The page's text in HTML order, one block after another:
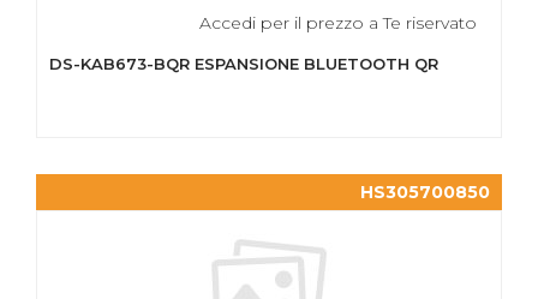
Accedi per il prezzo a Te riservato
DS-KAB673-BQR ESPANSIONE BLUETOOTH QR
HS305700850